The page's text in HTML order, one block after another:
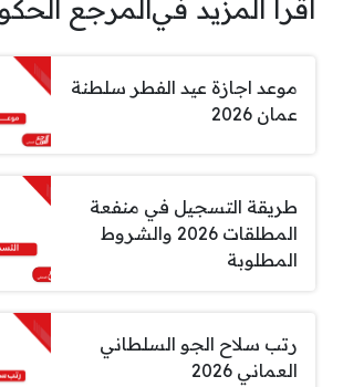
اقرأ المزيد فيالمرجع
موعد اجازة عيد الفطر سلطنة
عمان 2026
طريقة التسجيل في منفعة
المطلقات 2026 والشروط
المطلوبة
رتب سلاح الجو السلطاني
العماني 2026